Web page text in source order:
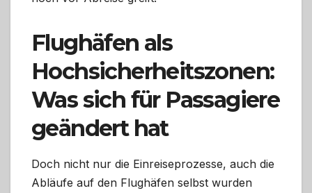
Flughäfen als
Hochsicherheitszonen:
Was sich für Passagiere
geändert hat
Doch nicht nur die Einreiseprozesse, auch die
Abläufe auf den Flughäfen selbst wurden